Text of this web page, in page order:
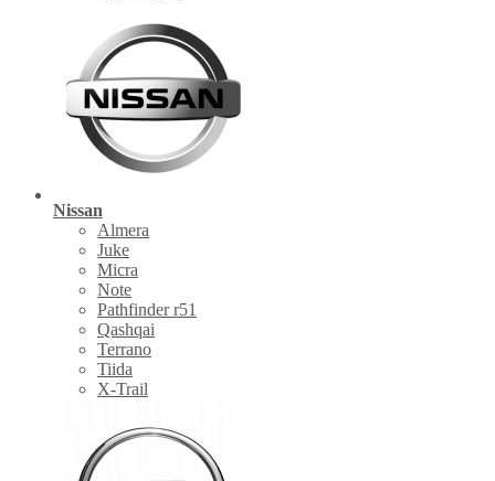
Nissan
Almera
Juke
Micra
Note
Pathfinder r51
Qashqai
Terrano
Tiida
X-Trail